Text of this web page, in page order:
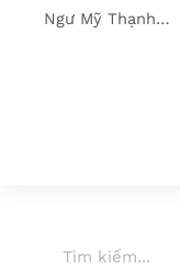
Ngư Mỹ Thạnh…